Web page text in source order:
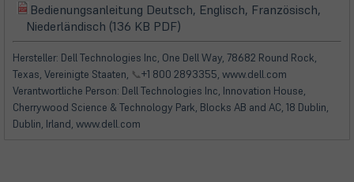
in
neuem
Tab)
neuem
(öffnet
in
neuem
Tab)
Bedienungsanleitung Deutsch, Englisch, Französisch,
Niederländisch (136 KB PDF)
in
neuem
Tab)
Hersteller: Dell Technologies Inc, One Dell Way, 78682 Round Rock,
Texas, Vereinigte Staaten, 📞+1 800 2893355, www.dell.com
Verantwortliche Person: Dell Technologies Inc, Innovation House,
Cherrywood Science & Technology Park, Blocks AB and AC, 18 Dublin,
Dublin, Irland, www.dell.com